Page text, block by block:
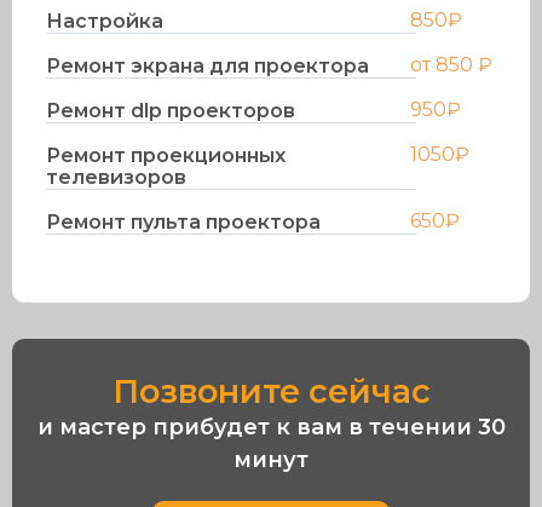
Настройка
850₽
Ремонт экрана для проектора
от 850 ₽
Ремонт dlp проекторов
950₽
Ремонт проекционных
телевизоров
1050₽
Ремонт пульта проектора 650₽
Позвоните сейчас
и мастер прибудет к вам в течении 30
минут